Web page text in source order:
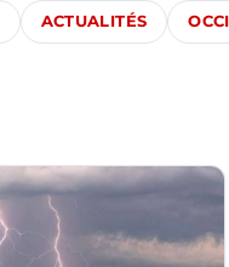
ACTUALITÉS